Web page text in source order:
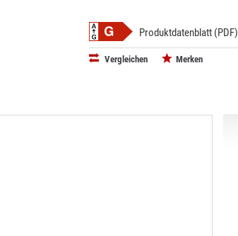
Produktdatenblatt (PDF)
Vergleichen Merken